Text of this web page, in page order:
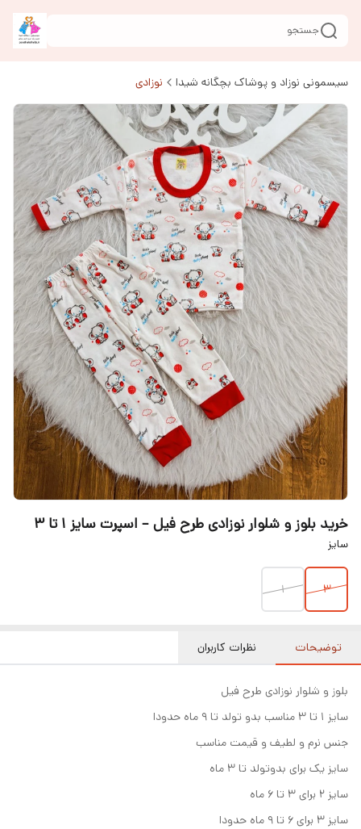
جستجو
سیسمونی نوزاد و پوشاک بچگانه شیدا نوزادی
خرید بلوز و شلوار نوزادی طرح فیل – اسپرت سایز ۱ تا ۳
سایز
3 ۱
توضیحات نظرات کاربران
بلوز و شلوار نوزادی طرح فیل
سایز ۱ تا ۳ مناسب بدو تولد تا ۹ ماه حدودا
جنس نرم و لطیف و قیمت مناسب
سایز یک برای بدوتولد تا ۳ ماه
سایز ۲ برای ۳ تا ۶ ماه
سایز ۳ برای ۶ تا ۹ ماه حدودا